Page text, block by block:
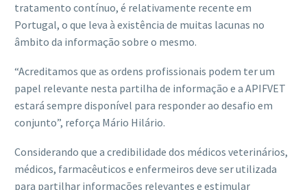
tratamento contínuo, é relativamente recente em
Portugal, o que leva à existência de muitas lacunas no
âmbito da informação sobre o mesmo.
“Acreditamos que as ordens profissionais podem ter um
papel relevante nesta partilha de informação e a APIFVET
estará sempre disponível para responder ao desafio em
conjunto”, reforça Mário Hilário.
Considerando que a credibilidade dos médicos veterinários,
médicos, farmacêuticos e enfermeiros deve ser utilizada
para partilhar informações relevantes e estimular